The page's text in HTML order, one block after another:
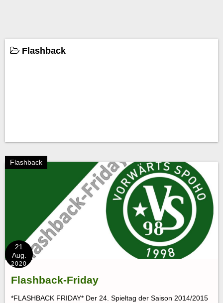
Flashback
Flashback
21
Aug.
2020
Flashback-Friday
*FLASHBACK FRIDAY* Der 24. Spieltag der Saison 2014/2015